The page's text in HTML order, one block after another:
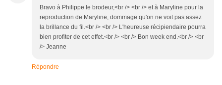
Bravo à Philippe le brodeur,<br /> <br /> et à Maryline pour la
reproduction de Maryline, dommage qu'on ne voit pas assez
la brillance du fil.<br /> <br /> L'heureuse récipiendaire pourra
bien profiter de cet effet.<br /> <br /> Bon week end.<br /> <br
/> Jeanne
Répondre